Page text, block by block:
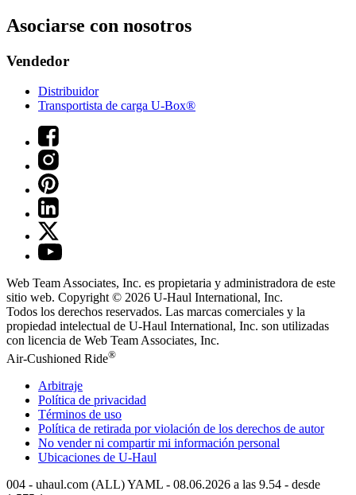
Asociarse con nosotros
Vendedor
Distribuidor
Transportista de carga U-Box®
Web Team Associates, Inc. es propietaria y administradora de este
sitio web. Copyright © 2026 U-Haul International, Inc.
Todos los derechos reservados. Las marcas comerciales y la
propiedad intelectual de U-Haul International, Inc. son utilizadas
con licencia de Web Team Associates, Inc.
Air-Cushioned Ride®
Arbitraje
Política de privacidad
Términos de uso
Política de retirada por violación de los derechos de autor
No vender ni compartir mi información personal
Ubicaciones de U-Haul
004 - uhaul.com (ALL) YAML - 08.06.2026 a las 9.54 - desde